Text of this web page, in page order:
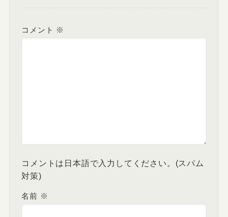
コメント ※
コメントは日本語で入力してください。(スパム
対策)
名前 ※